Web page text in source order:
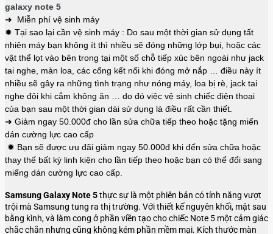
galaxy note 5
➜ Miễn phí vệ sinh máy
✹ Tại sao lại cần vệ sinh máy : Do sau một thời gian sử dụng tất
nhiên máy bạn không ít thì nhiều sẽ đóng những lớp bụi, hoặc các
vật thể lọt vào bên trong tại một số chỗ tiếp xúc bên ngoài như jack
tai nghe, màn loa, các cổng kết nối khi đóng mở nắp … điều này ít
nhiều sẽ gây ra những tình trạng như nóng máy, loa bị rè, jack tai
nghe đôi khi cắm không ăn … do đó việc vệ sinh chiếc điện thoại
của bạn sau một thời gian dài sử dụng là điều rất cần thiết.
➜ Giảm ngay 50.000đ cho lần sửa chữa tiếp theo hoặc tặng miến
dán cường lực cao cấp
✹ Bạn sẽ được ưu đãi giảm ngay 50.000đ khi đến sửa chữa hoặc
thay thế bất kỳ linh kiện cho lần tiếp theo hoặc bạn có thể đổi sang
miếng dán cường lực cao cấp.
Samsung Galaxy Note 5thực sự là một phiên bản có tính năng vượt
trội mà Samsung tung ra thị trường. Với thiết kế nguyên khối, mặt sau
bằng kình, và làm cong ở phần viền tạo cho chiếc Note 5 một cảm giác
chắc chắn nhưng cũng không kém phần mềm mại. Kích thước màn